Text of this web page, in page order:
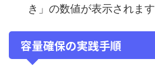
き」の数値が表示されます
容量確保の実践手順